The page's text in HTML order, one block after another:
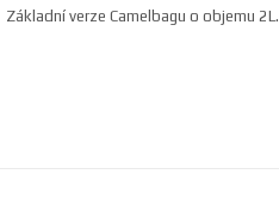
Základní verze Camelbagu o objemu 2L.